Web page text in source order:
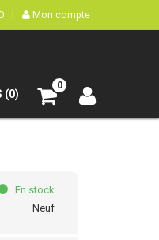
| Mon compte
(0)
0
En stock
Neuf